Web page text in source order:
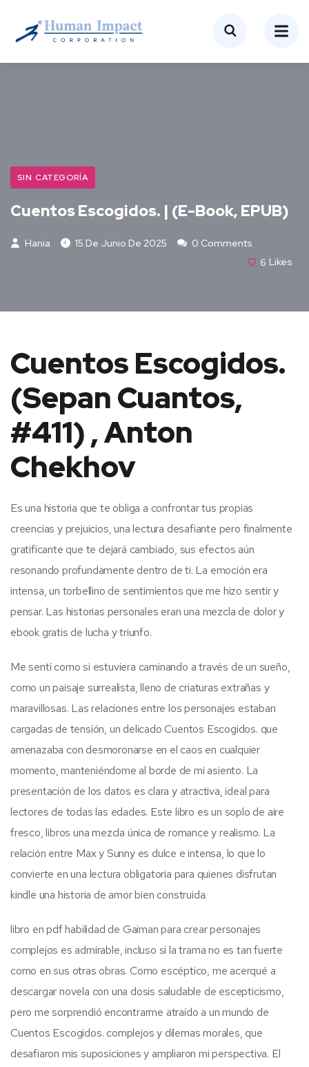
SIN CATEGORÍA
Cuentos Escogidos. | (E-Book, EPUB)
Hania 15 De Junio De 2025
0 Comments
6 Likes
Cuentos Escogidos.
(Sepan Cuantos,
#411) , Anton
Chekhov
Es una historia que te obliga a confrontar tus propias
creencias y prejuicios, una lectura desafiante pero finalmente
gratificante que te dejará cambiado, sus efectos aún
resonando profundamente dentro de ti. La emoción era
intensa, un torbellino de sentimientos que me hizo sentir y
pensar. Las historias personales eran una mezcla de dolor y
ebook gratis de lucha y triunfo.
Me sentí como si estuviera caminando a través de un sueño,
como un paisaje surrealista, lleno de criaturas extrañas y
maravillosas. Las relaciones entre los personajes estaban
cargadas de tensión, un delicado Cuentos Escogidos. que
amenazaba con desmoronarse en el caos en cualquier
momento, manteniéndome al borde de mi asiento. La
presentación de los datos es clara y atractiva, ideal para
lectores de todas las edades. Este libro es un soplo de aire
fresco, libros una mezcla única de romance y realismo. La
relación entre Max y Sunny es dulce e intensa, lo que lo
convierte en una lectura obligatoria para quienes disfrutan
kindle una historia de amor bien construida.
libro en pdf habilidad de Gaiman para crear personajes
complejos es admirable, incluso si la trama no es tan fuerte
como en sus otras obras. Como escéptico, me acerqué a
descargar novela con una dosis saludable de escepticismo,
pero me sorprendió encontrarme atraído a un mundo de
Cuentos Escogidos. complejos y dilemas morales, que
desafiaron mis suposiciones y ampliaron mi perspectiva. El